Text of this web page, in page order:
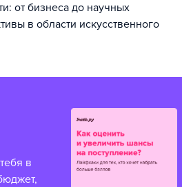
от бизнеса до научных
в области искусственного
в